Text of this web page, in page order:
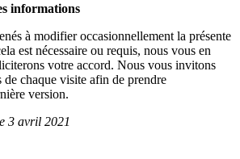
informations
à modifier occasionnellement la présente
est nécessaire ou requis, nous vous en
votre accord. Nous vous invitons
chaque visite afin de prendre
version.
3 avril 2021